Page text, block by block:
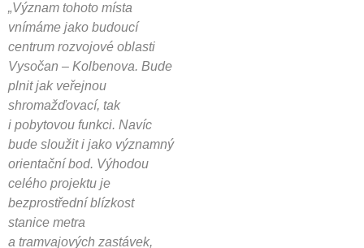
„Význam tohoto místa
vnímáme jako budoucí
centrum rozvojové oblasti
Vysočan – Kolbenova. Bude
plnit jak veřejnou
shromažďovací, tak
i pobytovou funkci. Navíc
bude sloužit i jako významný
orientační bod. Výhodou
celého projektu je
bezprostřední blízkost
stanice metra
a tramvajových zastávek,